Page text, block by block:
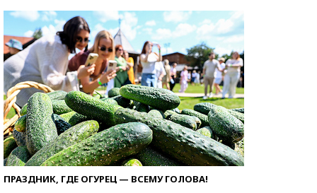
ПРАЗДНИК, ГДЕ ОГУРЕЦ — ВСЕМУ ГОЛОВА!